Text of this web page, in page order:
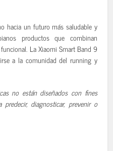
hacia un futuro más saludable y
productos que combinan
La Xiaomi Smart Band 9
a la comunidad del running y
no están diseñados con fines
diagnosticar, prevenir o